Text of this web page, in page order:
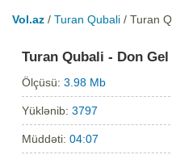
Vol.az / Turan Qubali / Turan
Turan Qubali - Don Gel
Ölçüsü:3.98 Mb
Yüklənib:3797
Müddəti:04:07